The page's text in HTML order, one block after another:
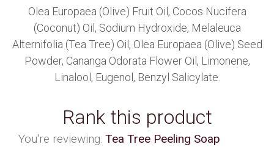
Olea Europaea (Olive) Fruit Oil, Cocos Nucifera
(Coconut) Oil, Sodium Hydroxide, Melaleuca
Alternifolia (Tea Tree) Oil, Olea Europaea (Olive) Seed
Powder, Cananga Odorata Flower Oil, Limonene,
Linalool, Eugenol, Benzyl Salicylate.
Rank this product
You're reviewing: Tea Tree Peeling Soap